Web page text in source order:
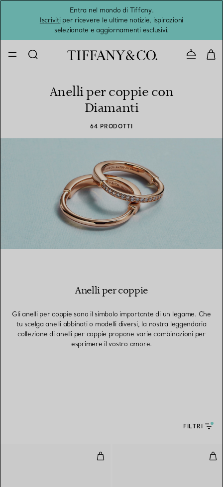
Entra nel mondo di Tiffany.
Iscrivitiper ricevere le ultime notizie, ispirazioni
selezionate e aggiornamenti esclusivi.
Anelli per coppie con
Diamanti
64 PRODOTTI
Anelli per coppie
Gli anelli per coppie sono il simbolo importante di un legame. Che
tu scelga anelli abbinati o modelli diversi, la nostra leggendaria
collezione di anelli per coppie propone varie combinazioni per
esprimere il vostro amore.
FILTRI
Anello in oro bianco con diamanti